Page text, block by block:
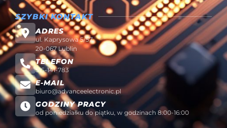
SZYBKI KONTAKT
ADRES
ul. Kaprysowa 5/57
20-067 Lublin
TELEFON
515-141-783
E-MAIL
biuro@advanceelectronic.pl
GODZINY PRACY
od poniedziałku do piątku, w godzinach 8:00-16:00